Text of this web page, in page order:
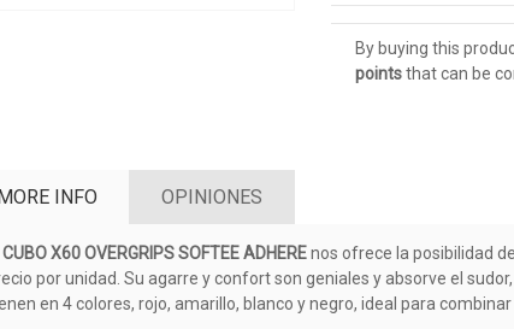
By buying this
pointsthat can be
INFO OPINIONES
CUBO X60 OVERGRIPS SOFTEE ADHEREnos ofrece la posibilidad
por unidad. Su agarre y confort son geniales y absorve el
en 4 colores, rojo, amarillo, blanco y negro, ideal para